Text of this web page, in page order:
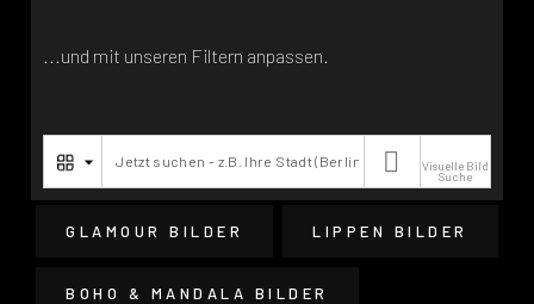
...und mit unseren Filtern anpassen.
Visuelle Bild
Suche

GLAMOUR BILDER LIPPEN BILDER
BOHO & MANDALA BILDER